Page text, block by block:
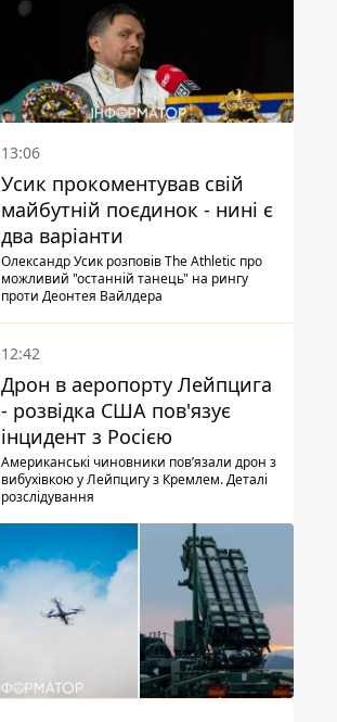
13:06
Усик прокоментував свій
майбутній поєдинок - нині є
два варіанти
Олександр Усик розповів The Athletic про
можливий "останній танець" на рингу
проти Деонтея Вайлдера
12:42
Дрон в аеропорту Лейпцига
- розвідка США пов'язує
інцидент з Росією
Американські чиновники повʼязали дрон з
вибухівкою у Лейпцигу з Кремлем. Деталі
розслідування